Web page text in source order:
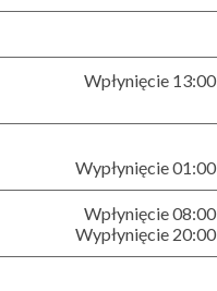
Wpłynięcie 13:00
Wypłynięcie 01:00
Wpłynięcie 08:00
Wypłynięcie 20:00